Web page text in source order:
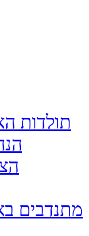
תולדות
מתנדבים